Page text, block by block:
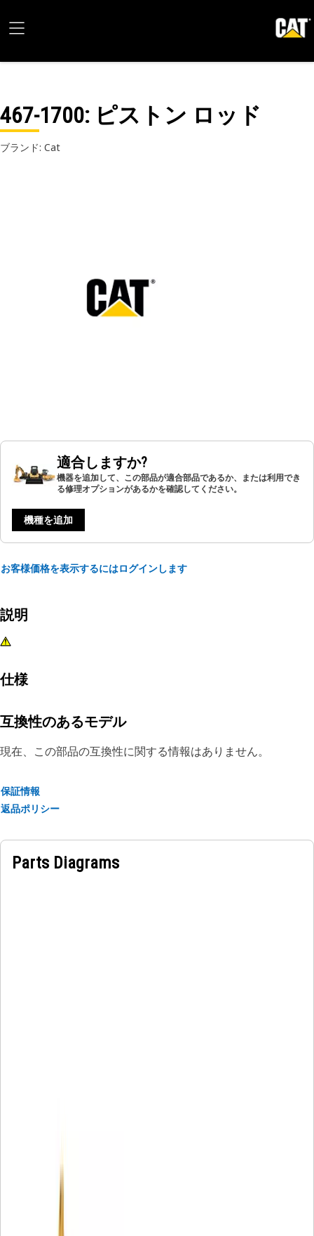
467-1700: ピストン ロッド
ブランド: Cat
適合しますか?
機器を追加して、この部品が適合部品であるか、または利用でき
る修理オプションがあるかを確認してください。
機種を追加
お客様価格を表示するにはログインします
説明
仕様
互換性のあるモデル
現在、この部品の互換性に関する情報はありません。
保証情報
返品ポリシー
Parts Diagrams